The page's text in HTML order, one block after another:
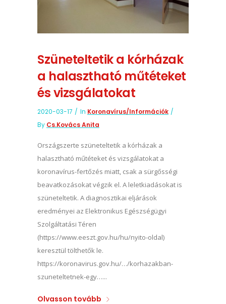
Szüneteltetik a kórházak
a halasztható műtéteket
és vizsgálatokat
2020-03-17 In Koronavírus/információk
By Cs.Kovács Anita
Országszerte szüneteltetik a kórházak a
halasztható műtéteket és vizsgálatokat a
koronavírus-fertőzés miatt, csak a sürgősségi
beavatkozásokat végzik el. A leletkiadásokat is
szüneteltetik. A diagnosztikai eljárások
eredményei az Elektronikus Egészségügyi
Szolgáltatási Téren
(https://www.eeszt.gov.hu/hu/nyito-oldal)
keresztül tölthetők le.
https://koronavirus.gov.hu/…/korhazakban-
szuneteltetnek-egy…...
Olvasson tovább